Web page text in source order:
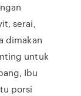
serai,
dimakan
untuk
Ibu
porsi